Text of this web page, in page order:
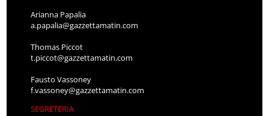
Arianna Papalia
a.papalia@gazzettamatin.com
Thomas Piccot
t.piccot@gazzettamatin.com
Fausto Vassoney
f.vassoney@gazzettamatin.com
SEGRETERIA